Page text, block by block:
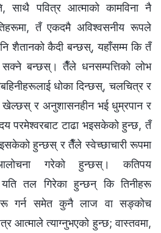
साथै पवित्र आत्माको कामविना नै
तँ एकदमै अविश्‍वसनीय रूपले
शैतानको कैदी बन्छस्, यहाँसम्‍म कि तँ
सक्‍ने बन्छस्। तैँले धनसम्पत्तिको लोभ
धोका दिन्छस्, चलचित्र र
खेल्छस् र अनुशासनहीन भई धुम्रपान र
परमेश्‍वरबाट टाढा भइसकेको हुन्छ, तँ
हुन्छस् र तैँले स्वेच्छाचारी रूपमा
गरेको हुन्छस्। कतिपय
तल गिरेका हुन्छन् कि तिनीहरू
गर्न समेत कुनै लाज वा सङ्कोच
आत्माले त्याग्‍नुभएको हुन्छ; वास्तवमा,